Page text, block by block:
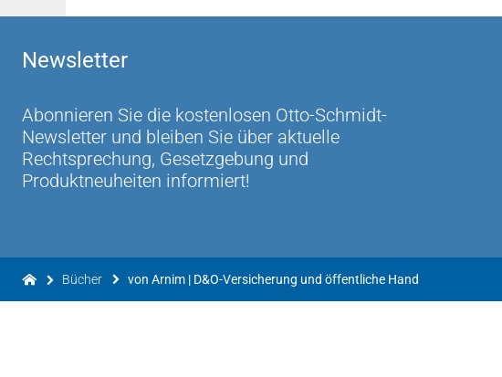
Newsletter
Abonnieren Sie die kostenlosen Otto-Schmidt-
Newsletter und bleiben Sie über aktuelle
Rechtsprechung, Gesetzgebung und
Produktneuheiten informiert!
Bücher von Arnim | D&O-Versicherung und öffentliche Hand